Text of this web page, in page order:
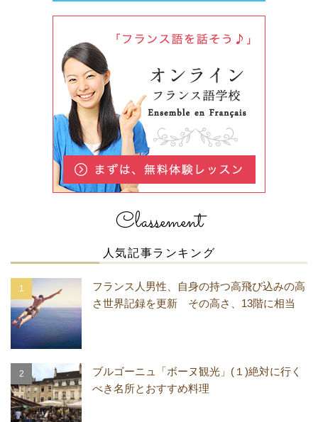
Classement
人気記事ランキング
フランス人男性、自身の持つ高飛び込みの高
さ世界記録を更新 その高さ、13階に相当
ブルゴーニュ「ボーヌ観光」(１)絶対に行く
べき名所とおすすめ料理